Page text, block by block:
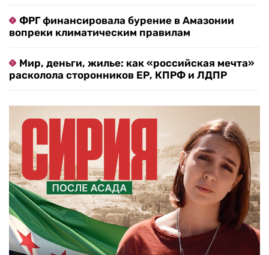
ФРГ финансировала бурение в Амазонии
вопреки климатическим правилам
Мир, деньги, жилье: как «российская мечта»
расколола сторонников ЕР, КПРФ и ЛДПР